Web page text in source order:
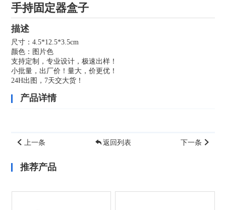
手持固定器盒子
描述
尺寸：4.5*12.5*3.5cm
颜色：图片色
支持定制，专业设计，极速出样！
小批量，出厂价！量大，价更优！
24H出图，7天交大货！
产品详情
上一条 返回列表 下一条
推荐产品